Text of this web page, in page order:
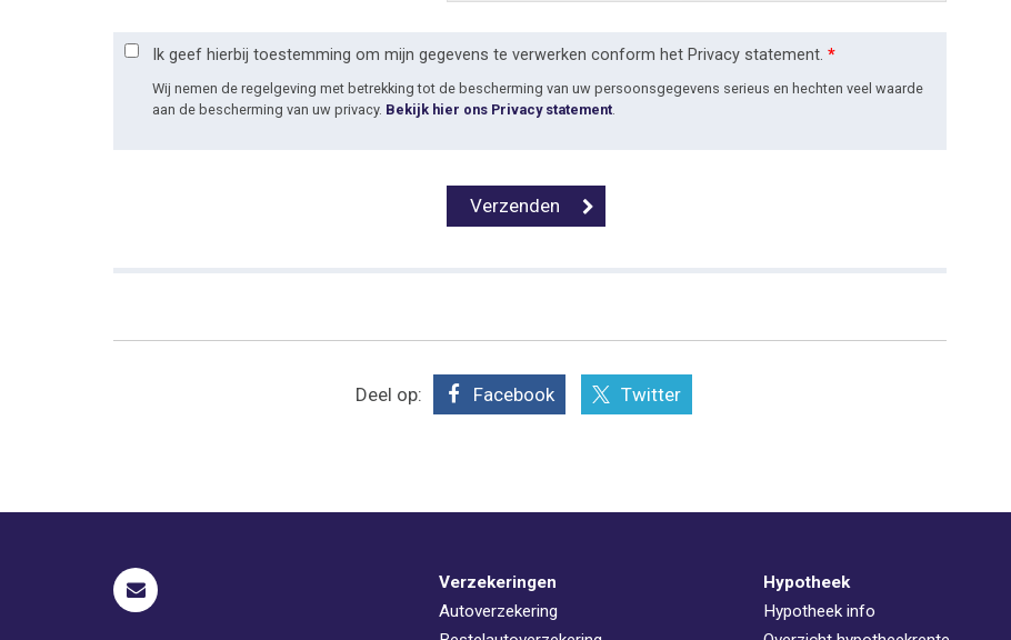
Ik geef hierbij toestemming om mijn gegevens te verwerken conform het Privacy statement. *
Wij nemen de regelgeving met betrekking tot de bescherming van uw persoonsgegevens serieus en hechten veel waarde
aan de bescherming van uw privacy. Bekijk hier ons Privacy statement.
Deel op: Facebook Twitter
Verzekeringen
Autoverzekering
Hypotheek
Hypotheek info